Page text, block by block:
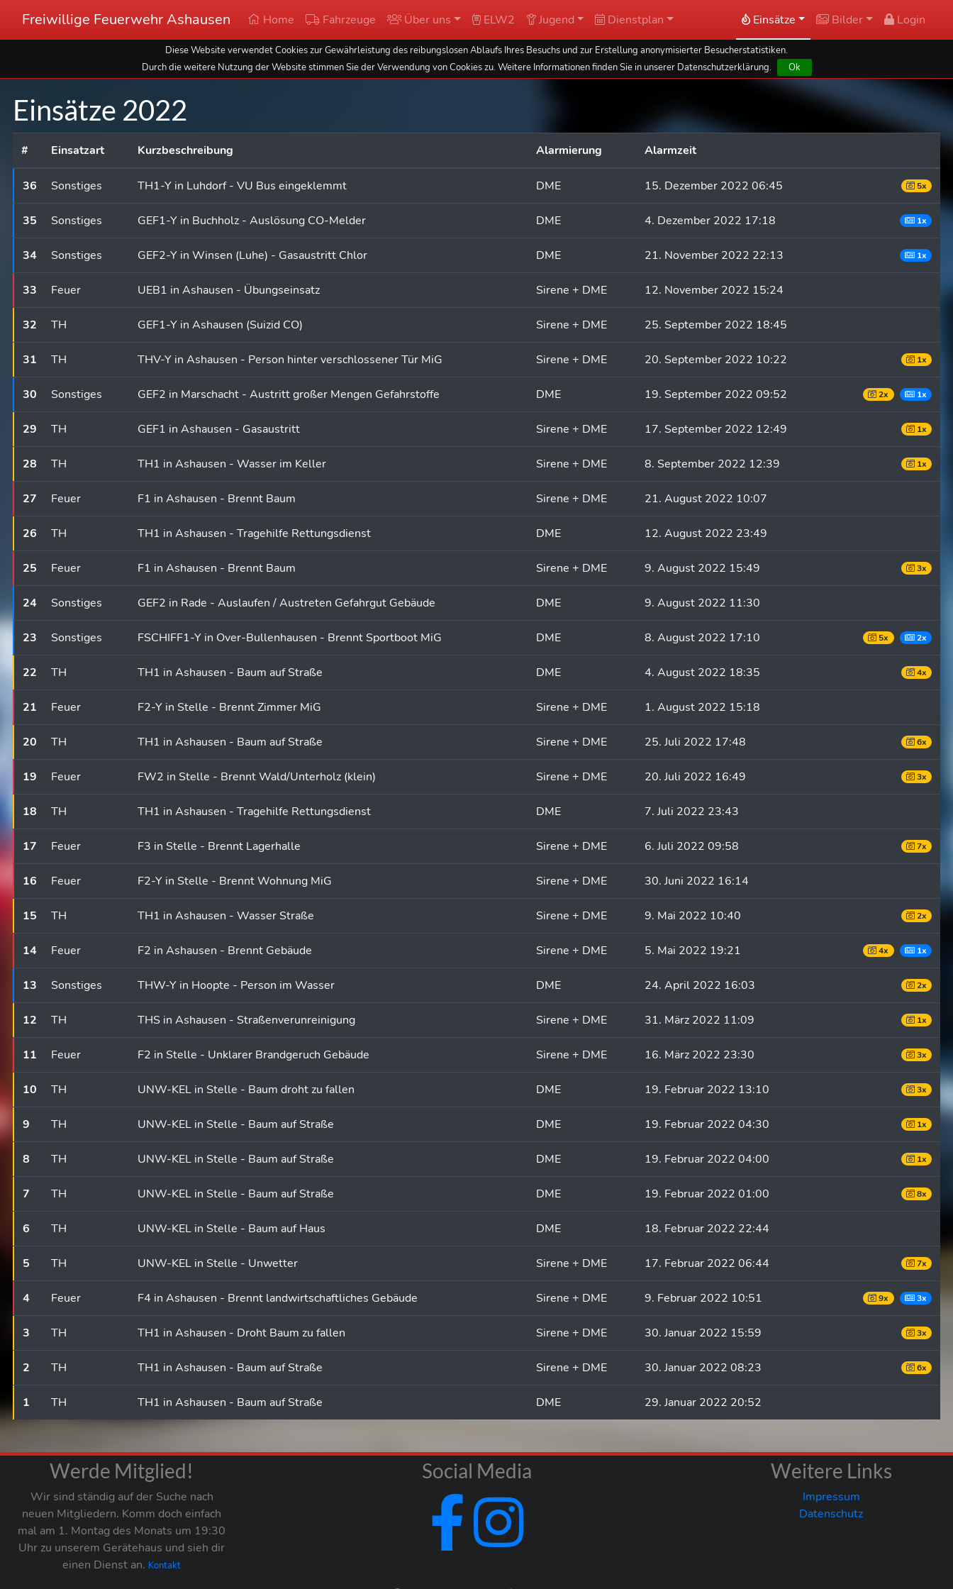
Freiwillige Feuerwehr Ashausen Home Fahrzeuge Über uns ELW2 Jugend Dienstplan Einsätze Bilder Login
Diese Website verwendet Cookies zur Gewährleistung des reibungslosen Ablaufs Ihres Besuchs und zur Erstellung anonymisierter Besucherstatistiken.
Durch die weitere Nutzung der Website stimmen Sie der Verwendung von Cookies zu. Weitere Informationen finden Sie in unserer Datenschutzerklärung.
Ok
Einsätze 2022
# Einsatzart Kurzbeschreibung Alarmierung Alarmzeit
36 Sonstiges TH1-Y in Luhdorf - VU Bus eingeklemmt DME 15. Dezember 2022 06:45 5x
35 Sonstiges GEF1-Y in Buchholz - Auslösung CO-Melder DME 4. Dezember 2022 17:18 1x
34 Sonstiges GEF2-Y in Winsen (Luhe) - Gasaustritt Chlor DME 21. November 2022 22:13 1x
33 Feuer UEB1 in Ashausen - Übungseinsatz Sirene + DME 12. November 2022 15:24
32 TH GEF1-Y in Ashausen (Suizid CO) Sirene + DME 25. September 2022 18:45
31 TH THV-Y in Ashausen - Person hinter verschlossener Tür MiG Sirene + DME 20. September 2022 10:22 1x
30 Sonstiges GEF2 in Marschacht - Austritt großer Mengen Gefahrstoffe DME 19. September 2022 09:52 1x
2x
29 TH GEF1 in Ashausen - Gasaustritt Sirene + DME 17. September 2022 12:49 1x
28 TH TH1 in Ashausen - Wasser im Keller Sirene + DME 8. September 2022 12:39 1x
27 Feuer F1 in Ashausen - Brennt Baum Sirene + DME 21. August 2022 10:07
26 TH TH1 in Ashausen - Tragehilfe Rettungsdienst DME 12. August 2022 23:49
25 Feuer F1 in Ashausen - Brennt Baum Sirene + DME 9. August 2022 15:49 3x
24 Sonstiges GEF2 in Rade - Auslaufen / Austreten Gefahrgut Gebäude DME 9. August 2022 11:30
23 Sonstiges FSCHIFF1-Y in Over-Bullenhausen - Brennt Sportboot MiG DME 8. August 2022 17:10 2x
5x
22 TH TH1 in Ashausen - Baum auf Straße DME 4. August 2022 18:35 4x
21 Feuer F2-Y in Stelle - Brennt Zimmer MiG Sirene + DME 1. August 2022 15:18
20 TH TH1 in Ashausen - Baum auf Straße Sirene + DME 25. Juli 2022 17:48 6x
19 Feuer FW2 in Stelle - Brennt Wald/Unterholz (klein) Sirene + DME 20. Juli 2022 16:49 3x
18 TH TH1 in Ashausen - Tragehilfe Rettungsdienst DME 7. Juli 2022 23:43
17 Feuer F3 in Stelle - Brennt Lagerhalle Sirene + DME 6. Juli 2022 09:58 7x
16 Feuer F2-Y in Stelle - Brennt Wohnung MiG Sirene + DME 30. Juni 2022 16:14
15 TH TH1 in Ashausen - Wasser Straße Sirene + DME 9. Mai 2022 10:40 2x
14 Feuer F2 in Ashausen - Brennt Gebäude Sirene + DME 5. Mai 2022 19:21 1x
4x
13 Sonstiges THW-Y in Hoopte - Person im Wasser DME 24. April 2022 16:03 2x
12 TH THS in Ashausen - Straßenverunreinigung Sirene + DME 31. März 2022 11:09 1x
11 Feuer F2 in Stelle - Unklarer Brandgeruch Gebäude Sirene + DME 16. März 2022 23:30 3x
10 TH UNW-KEL in Stelle - Baum droht zu fallen DME 19. Februar 2022 13:10 3x
9 TH UNW-KEL in Stelle - Baum auf Straße DME 19. Februar 2022 04:30 1x
8 TH UNW-KEL in Stelle - Baum auf Straße DME 19. Februar 2022 04:00 1x
7 TH UNW-KEL in Stelle - Baum auf Straße DME 19. Februar 2022 01:00 8x
6 TH UNW-KEL in Stelle - Baum auf Haus DME 18. Februar 2022 22:44
5 TH UNW-KEL in Stelle - Unwetter Sirene + DME 17. Februar 2022 06:44 7x
4 Feuer F4 in Ashausen - Brennt landwirtschaftliches Gebäude Sirene + DME 9. Februar 2022 10:51 3x
9x
3 TH TH1 in Ashausen - Droht Baum zu fallen Sirene + DME 30. Januar 2022 15:59 3x
2 TH TH1 in Ashausen - Baum auf Straße Sirene + DME 30. Januar 2022 08:23 6x
1 TH TH1 in Ashausen - Baum auf Straße DME 29. Januar 2022 20:52
Werde Mitglied!
Wir sind ständig auf der Suche nach
neuen Mitgliedern. Komm doch einfach
mal am 1. Montag des Monats um 19:30
Uhr zu unserem Gerätehaus und sieh dir
einen Dienst an. Kontakt
Social Media Weitere Links
Impressum
Datenschutz